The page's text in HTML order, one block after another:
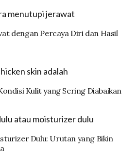
dengan Percaya Diri dan Hasil
Kulit yang Sering Diabaikan
Dulu: Urutan yang Bikin